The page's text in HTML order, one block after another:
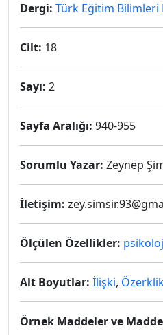
Dergi: Türk Eğitim Bilimleri
Cilt: 18
Sayı: 2
Sayfa Aralığı: 940-955
Sorumlu Yazar: Zeynep
İletişim:
Ölçülen Özellikler:
Alt Boyutlar: İlişki,
Örnek Maddeler ve Madde